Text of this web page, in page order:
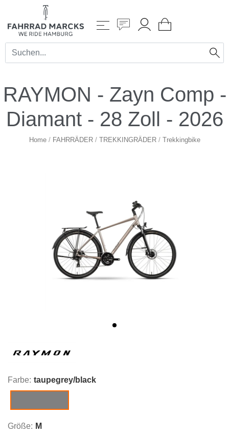
RAYMON - Zayn Comp -
Diamant - 28 Zoll - 2026
Home/ FAHRRÄDER/ TREKKINGRÄDER/ Trekkingbike
Farbe: taupegrey/black
Größe: M